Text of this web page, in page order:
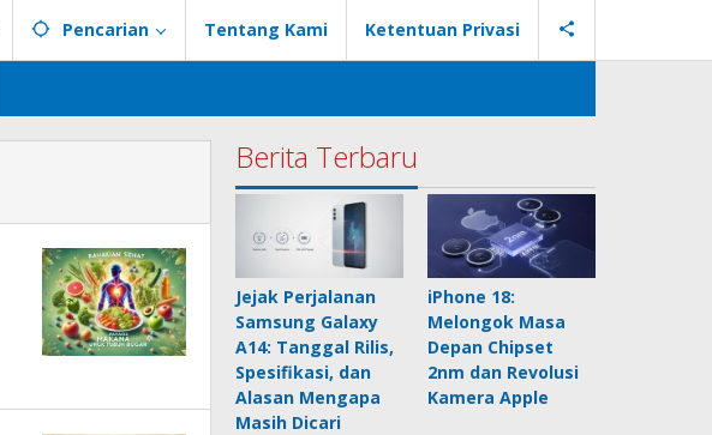
Pencarian Tentang Kami Ketentuan Privasi
Berita Terbaru
Jejak Perjalanan
Samsung Galaxy
A14: Tanggal Rilis,
Spesifikasi, dan
Alasan Mengapa
Masih Dicari
iPhone 18:
Melongok Masa
Depan Chipset
2nm dan Revolusi
Kamera Apple